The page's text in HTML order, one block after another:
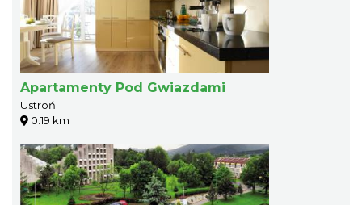
Apartamenty Pod Gwiazdami
Ustroń
0.19 km